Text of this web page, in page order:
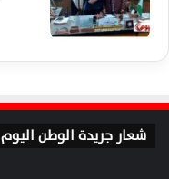
شعار جريدة الوطن اليوم